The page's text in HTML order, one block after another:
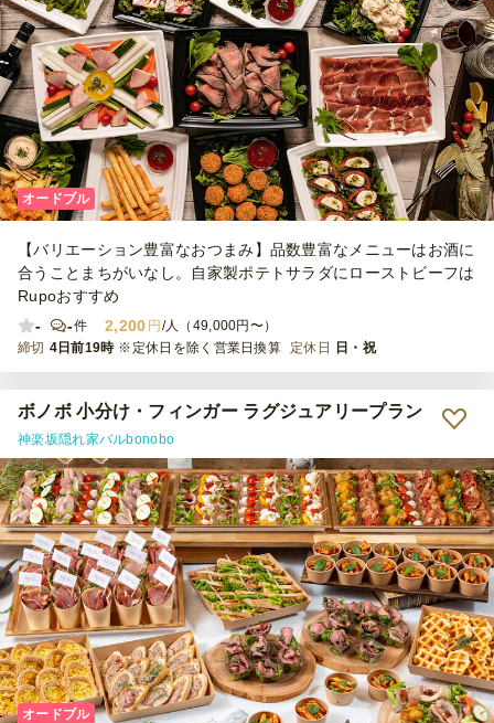
オードブル
【バリエーション豊富なおつまみ】品数豊富なメニューはお酒に
合うことまちがいなし。自家製ポテトサラダにローストビーフは
Rupoおすすめ
-
-件 2,200 円 /人（49,000円〜）
締切 4日前19時 ※定休日を除く営業日換算 定休日 日・祝
ボノボ 小分け・フィンガー ラグジュアリープラン
神楽坂隠れ家バルbonobo
オードブル